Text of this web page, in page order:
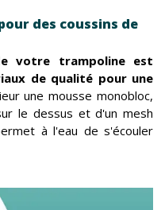
des coussins de
votre trampoline est
de qualité pour une
une mousse monobloc,
le dessus et d'un mesh
à l'eau de s'écouler